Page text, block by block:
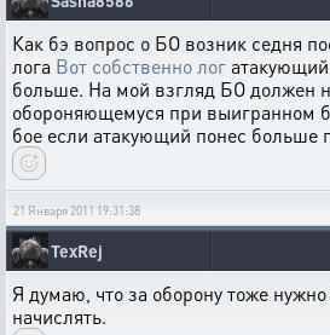
Как бэ вопрос о БО возник седня
лога Вот собственно логатакующий
больше. На мой взгляд БО должен
обороняющемуся при выигранном
бое если атакующий понес больше
21 Января 2011 19:31:38
TexRej
Я думаю, что за оборону тоже
начислять.